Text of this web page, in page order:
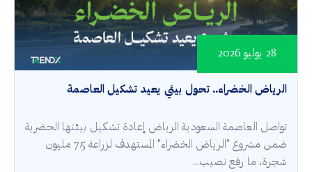
الرياض الخضراء.. تحول بيئي يعيد تشكيل العاصمة
28 يوليو 2026
تواصل العاصمة السعودية الرياض إعادة تشكيل بيئتها الحضرية
ضمن مشروع "الرياض الخضراء" المستهدف لزراعة 7.5 مليون
شجرة، ما رفع نصيب...